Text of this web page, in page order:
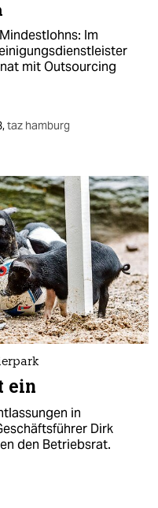
Im
mit Outsourcing
taz hamburg
ein
in
Dirk
den Betriebsrat.